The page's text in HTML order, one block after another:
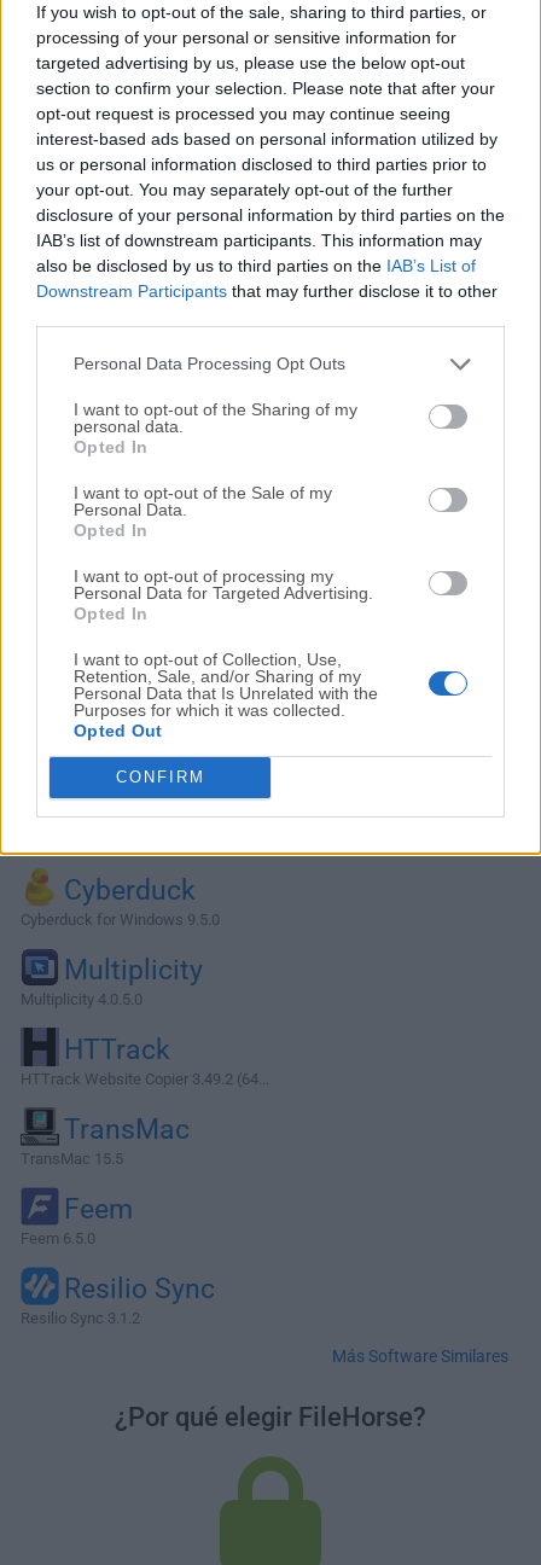
If you wish to opt-out of the sale, sharing to third parties, or
processing of your personal or sensitive information for
targeted advertising by us, please use the below opt-out
section to confirm your selection. Please note that after your
opt-out request is processed you may continue seeing
interest-based ads based on personal information utilized by
us or personal information disclosed to third parties prior to
your opt-out. You may separately opt-out of the further
disclosure of your personal information by third parties on the
IAB’s list of downstream participants. This information may
also be disclosed by us to third parties on the IAB’s List of
Downstream Participants that may further disclose it to other
Personal Data Processing Opt Outs
I want to opt-out of the Sharing of my
personal data.
Opted In
I want to opt-out of the Sale of my
Personal Data.
Opted In
I want to opt-out of processing my
Personal Data for Targeted Advertising.
Opted In
I want to opt-out of Collection, Use,
Retention, Sale, and/or Sharing of my
Personal Data that Is Unrelated with the
Purposes for which it was collected.
Opted Out
CONFIRM
Internet Download Manager (IDM) es una herramienta
para aumentar las velocidades de descarga hasta 5 veces,
reanudar y programar descargas. La recuperación de
errores integral y la capacidad de reanudación reiniciarán
las descargas rotas o interrumpidas debido a conexiones
perdidas, problemas de red, apagados de computadora o
cortes de energía inesperados.La sencilla interfaz gráfica
de usuario hace que IDM sea amigable y fácil de usar.
Internet Download Manager, comúnmente conocido como
IDM, es una potente aplicación de software con numerosas
ampliamente reconocido co...
Alternativas y Software Similar
Cyberduck
Cyberduck for Windows 9.5.0
Multiplicity
Multiplicity 4.0.5.0
HTTrack
HTTrack Website Copier 3.49.2 (64...
TransMac
TransMac 15.5
Feem
Feem 6.5.0
Resilio Sync
Resilio Sync 3.1.2
Más Software Similares
¿Por qué elegir FileHorse?